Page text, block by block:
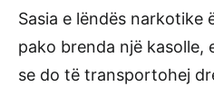
Sasia e lëndës narkotike
pako brenda një kasolle,
se do të transportohej